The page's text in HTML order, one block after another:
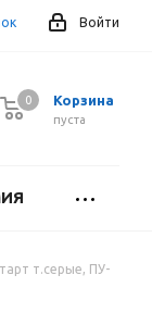
Войти
Корзина
0
пуста
0
т.серые, ПУ-